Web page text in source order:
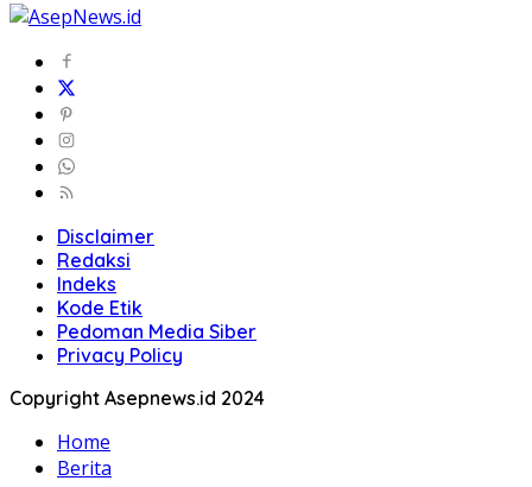
Disclaimer
Redaksi
Indeks
Kode Etik
Pedoman Media Siber
Privacy Policy
Copyright Asepnews.id 2024
Home
Berita